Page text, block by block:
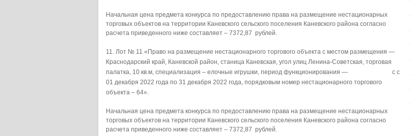
Начальная цена предмета конкурса по предоставлению права на размещение нестационарных
торговых объектов на территории Каневского сельского поселения Каневского района согласно
расчета приведенного ниже составляет – 7372,87 рублей.
Лот № 11 «Право на размещение нестационарного торгового объекта с местом размещения —
Краснодарский край, Каневской район, станица Каневская, угол улиц Ленина-Советская, торговая
палатка, 10 кв.м, специализация – елочные игрушки, период функционирования — с с
01 декабря 2022 года по 31 декабря 2022 года, порядковым номер нестационарного торгового
объекта – 64».
Начальная цена предмета конкурса по предоставлению права на размещение нестационарных
торговых объектов на территории Каневского сельского поселения Каневского района согласно
расчета приведенного ниже составляет – 7372,87 рублей.